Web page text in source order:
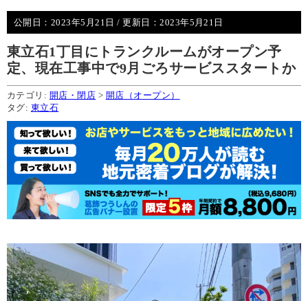
公開日： 2023年5月21日 / 更新日：2023年5月21日
東立石1丁目にトランクルームがオープン予
定、現在工事中で9月ごろサービススタートか
カテゴリ: 開店・閉店 > 開店（オープン）
タグ: 東立石